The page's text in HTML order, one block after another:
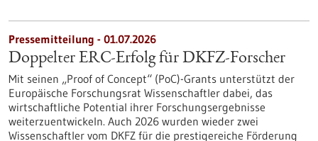
Pressemitteilung - 01.07.2026
Doppelter ERC-Erfolg für DKFZ-Forscher
Mit seinen „Proof of Concept“ (PoC)-Grants unterstützt der
Europäische Forschungsrat Wissenschaftler dabei, das
wirtschaftliche Potential ihrer Forschungsergebnisse
weiterzuentwickeln. Auch 2026 wurden wieder zwei
Wissenschaftler vom DKFZ für die prestigereiche Förderung